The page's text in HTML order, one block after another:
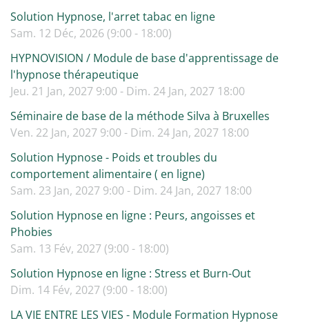
Solution Hypnose, l'arret tabac en ligne
Sam. 12 Déc, 2026 (9:00 - 18:00)
HYPNOVISION / Module de base d'apprentissage de
l'hypnose thérapeutique
Jeu. 21 Jan, 2027 9:00 - Dim. 24 Jan, 2027 18:00
Séminaire de base de la méthode Silva à Bruxelles
Ven. 22 Jan, 2027 9:00 - Dim. 24 Jan, 2027 18:00
Solution Hypnose - Poids et troubles du
comportement alimentaire ( en ligne)
Sam. 23 Jan, 2027 9:00 - Dim. 24 Jan, 2027 18:00
Solution Hypnose en ligne : Peurs, angoisses et
Phobies
Sam. 13 Fév, 2027 (9:00 - 18:00)
Solution Hypnose en ligne : Stress et Burn-Out
Dim. 14 Fév, 2027 (9:00 - 18:00)
LA VIE ENTRE LES VIES - Module Formation Hypnose